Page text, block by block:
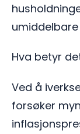
Hva betyr
Ved å
forsøker